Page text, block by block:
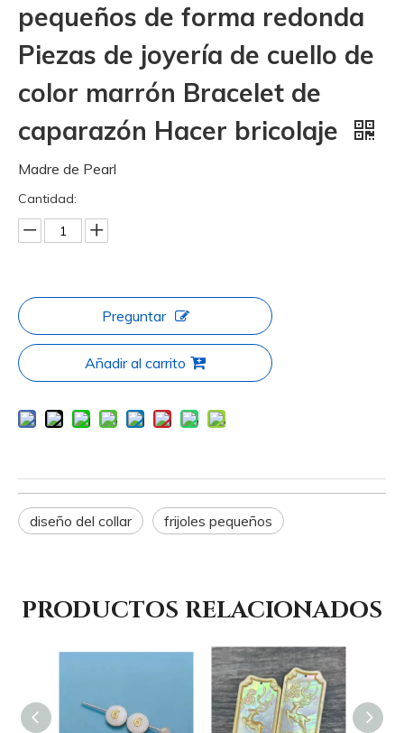
pequeños de forma redonda
Piezas de joyería de cuello de
color marrón Bracelet de
caparazón Hacer bricolaje
Madre de Pearl
Cantidad:
Preguntar
Añadir al carrito
diseño del collar frijoles pequeños
PRODUCTOS RELACIONADOS